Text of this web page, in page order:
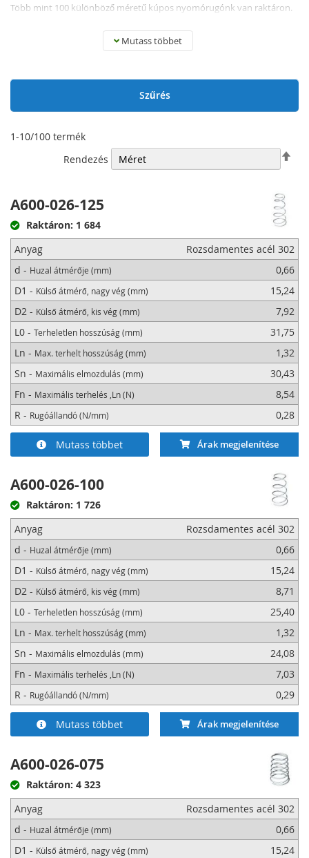
Több mint 100 különböző méretű kúpos nyomórugónk van raktáron.
kívánt kúpos nyomórugót.
Mi az a kúpos nyomórugó?
A kúpos nyomórugók kialakítása nagyobb mozgást és stabilitást
összenyomott hosszúság fontos.
Mutass többet
Szűrés
1-10/100 termék
Rendezés
A600-026-125
Raktáron: 1 684
Anyag
Rozsdamentes acél 302
d - Huzal átmérője (mm)
0,66
D1 - Külső átmérő, nagy vég (mm)
15,24
D2 - Külső átmérő, kis vég (mm)
7,92
L0 - Terheletlen hosszúság (mm)
31,75
Ln - Max. terhelt hosszúság (mm)
1,32
Sn - Maximális elmozdulás (mm)
30,43
Fn - Maximális terhelés ,Ln (N)
8,54
R - Rugóállandó (N/mm) 0,28
Mutass többet Árak megjelenítése
A600-026-100
Raktáron: 1 726
Anyag
Rozsdamentes acél 302
d - Huzal átmérője (mm)
0,66
D1 - Külső átmérő, nagy vég (mm)
15,24
D2 - Külső átmérő, kis vég (mm)
8,71
L0 - Terheletlen hosszúság (mm)
25,40
Ln - Max. terhelt hosszúság (mm)
1,32
Sn - Maximális elmozdulás (mm)
24,08
Fn - Maximális terhelés ,Ln (N)
7,03
R - Rugóállandó (N/mm) 0,29
Mutass többet Árak megjelenítése
A600-026-075
Raktáron: 4 323
Anyag
Rozsdamentes acél 302
d - Huzal átmérője (mm)
0,66
D1 - Külső átmérő, nagy vég (mm)
15,24